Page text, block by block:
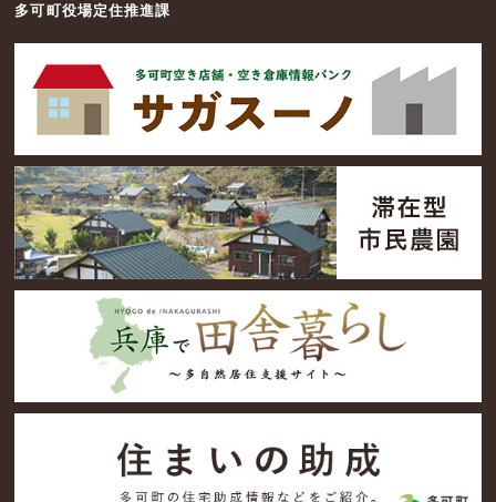
多可町役場定住推進課